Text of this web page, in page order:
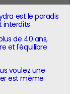
est le paradis
interdits
de 40 ans,
et l'équilibre
voulez une
est même